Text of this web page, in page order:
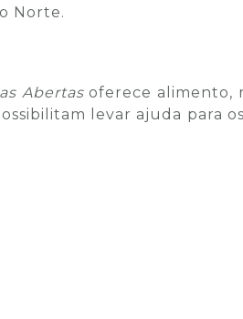
Norte.
Abertasoferece alimento,
levar ajuda para